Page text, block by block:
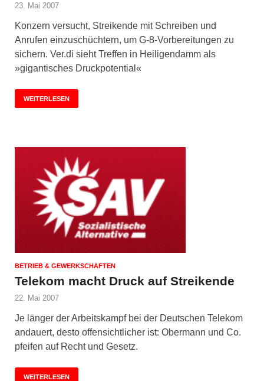
23. Mai 2007
Konzern versucht, Streikende mit Schreiben und
Anrufen einzuschüchtern, um G-8-Vorbereitungen zu
sichern. Ver.di sieht Treffen in Heiligendamm als
»gigantisches Druckpotential«
WEITERLESEN
BETRIEB & GEWERKSCHAFTEN
Telekom macht Druck auf Streikende
22. Mai 2007
Je länger der Arbeitskampf bei der Deutschen Telekom
andauert, desto offensichtlicher ist: Obermann und Co.
pfeifen auf Recht und Gesetz.
WEITERLESEN